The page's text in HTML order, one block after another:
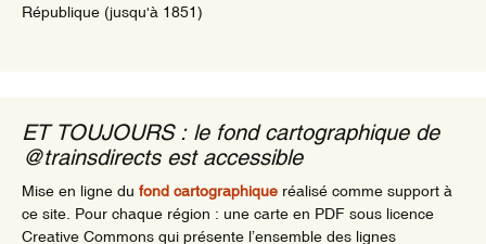
République (jusqu'à 1851)
ET TOUJOURS : le fond cartographique de
@trainsdirects est accessible
Mise en ligne du fond cartographique réalisé comme support à
ce site. Pour chaque région : une carte en PDF sous licence
Creative Commons qui présente l’ensemble des lignes